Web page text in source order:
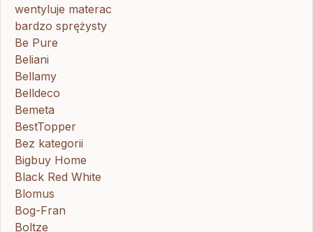
wentyluje materac
bardzo sprężysty
Be Pure
Beliani
Bellamy
Belldeco
Bemeta
BestTopper
Bez kategorii
Bigbuy Home
Black Red White
Blomus
Bog-Fran
Boltze